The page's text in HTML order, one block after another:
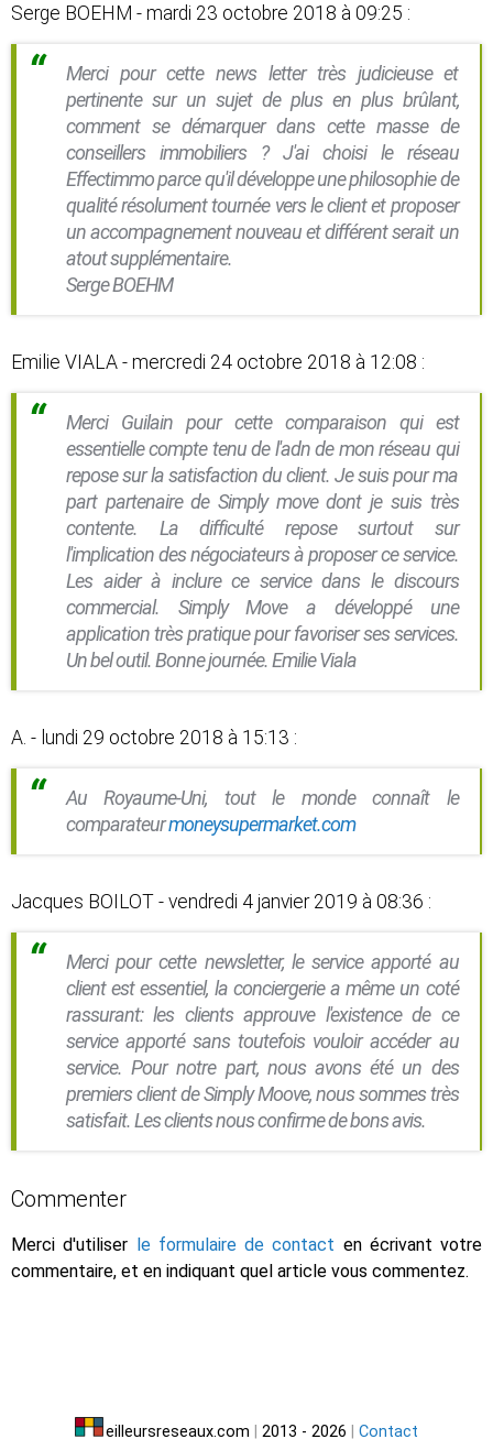
Serge BOEHM - mardi 23 octobre 2018 à 09:25 :
Merci pour cette news letter très judicieuse et
pertinente sur un sujet de plus en plus brûlant,
comment se démarquer dans cette masse de
conseillers immobiliers ? J'ai choisi le réseau
Effectimmo parce qu'il développe une philosophie de
qualité résolument tournée vers le client et proposer
un accompagnement nouveau et différent serait un
atout supplémentaire.
Serge BOEHM
Emilie VIALA - mercredi 24 octobre 2018 à 12:08 :
Merci Guilain pour cette comparaison qui est
essentielle compte tenu de l'adn de mon réseau qui
repose sur la satisfaction du client. Je suis pour ma
part partenaire de Simply move dont je suis très
contente. La difficulté repose surtout sur
l'implication des négociateurs à proposer ce service.
Les aider à inclure ce service dans le discours
commercial. Simply Move a développé une
application très pratique pour favoriser ses services.
Un bel outil. Bonne journée. Emilie Viala
A. - lundi 29 octobre 2018 à 15:13 :
Au Royaume-Uni, tout le monde connaît le
comparateurmoneysupermarket.com
Jacques BOILOT - vendredi 4 janvier 2019 à 08:36 :
Merci pour cette newsletter, le service apporté au
client est essentiel, la conciergerie a même un coté
rassurant: les clients approuve l'existence de ce
service apporté sans toutefois vouloir accéder au
service. Pour notre part, nous avons été un des
premiers client de Simply Moove, nous sommes très
satisfait. Les clients nous confirme de bons avis.
Commenter
Merci d'utiliser le formulaire de contact en écrivant votre
commentaire, et en indiquant quel article vous commentez.
eilleursreseaux.com 2013 - 2026 Contact